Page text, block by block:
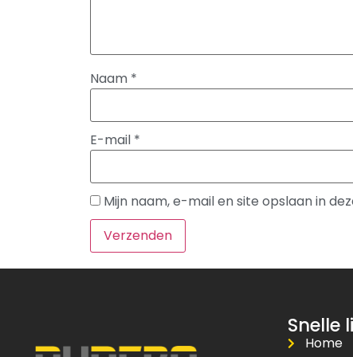
Naam *
E-mail *
Mijn naam, e-mail en site opslaan in
Snelle
Home